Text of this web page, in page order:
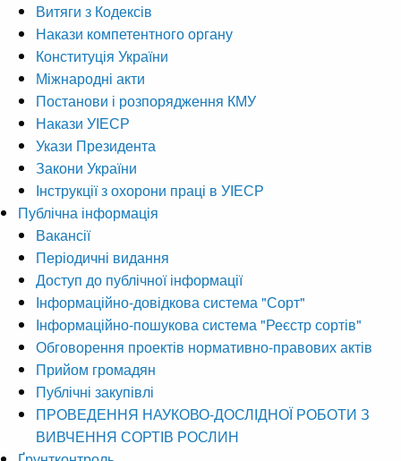
Витяги з Кодексів
Накази компетентного органу
Конституція України
Міжнародні акти
Постанови і розпорядження КМУ
Накази УІЕСР
Укази Президента
Закони України
Інструкції з охорони праці в УІЕСР
Публічна інформація
Вакансії
Періодичні видання
Доступ до публічної інформації
Інформаційно-довідкова система "Сорт"
Інформаційно-пошукова система "Реєстр сортів"
Обговорення проектів нормативно-правових актів
Прийом громадян
Публічні закупівлі
ПРОВЕДЕННЯ НАУКОВО-ДОСЛІДНОЇ РОБОТИ З
ВИВЧЕННЯ СОРТІВ РОСЛИН